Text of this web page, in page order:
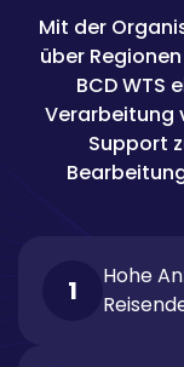
Mit der
über
BCD WTS
Verarbeitung
Support
1
Hohe